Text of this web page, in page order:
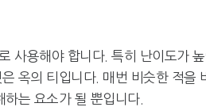
사용해야 합니다. 특히 난이도가 높
옥의 티입니다. 매번 비슷한 적을
는 요소가 될 뿐입니다.